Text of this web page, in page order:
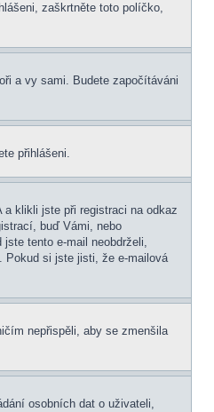
zaškrtněte toto políčko,
a vy sami. Budete započítáváni
přihlášeni.
a klikli jste při registraci na odkaz
buď Vámi, nebo
tento e-mail neobdrželi,
Pokud si jste jisti, že e-mailová
nepřispěli, aby se zmenšila
osobních dat o uživateli,